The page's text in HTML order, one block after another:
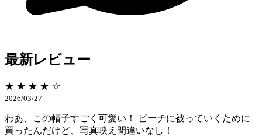
最新レビュー
★ ★ ★ ★ ☆
2026/03/27
わあ、この帽子すごく可愛い！ ビーチに被っていくために
買ったんだけど、写真​​映え間違いなし！